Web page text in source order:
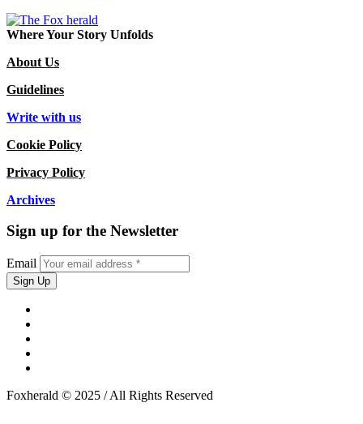
Where Your Story Unfolds
About Us
Guidelines
Write with us
Cookie Policy
Privacy Policy
Archives
Sign up for the Newsletter
Email
Foxherald © 2025 / All Rights Reserved